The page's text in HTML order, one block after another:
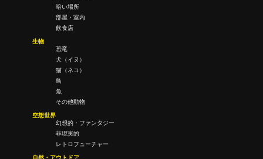
暗い場所
部屋・室内
飲食店
生物
恐竜
犬（イヌ）
猫（ネコ）
鳥
魚
その他動物
空想世界
幻想的・ファンタジー
非現実的
レトロフューチャー
自然・アウトドア